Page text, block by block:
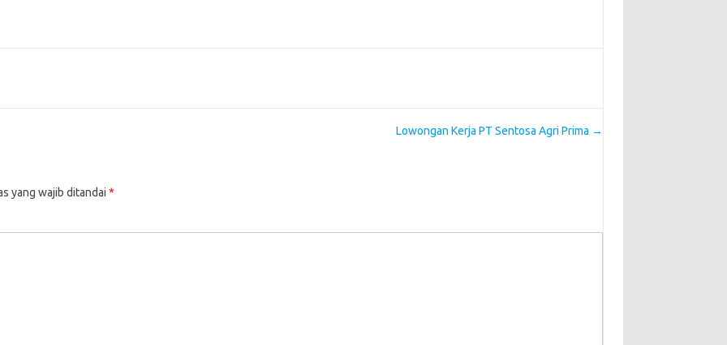
Lowongan Kerja PT Sentosa Agri Prima →
yang wajib ditandai *